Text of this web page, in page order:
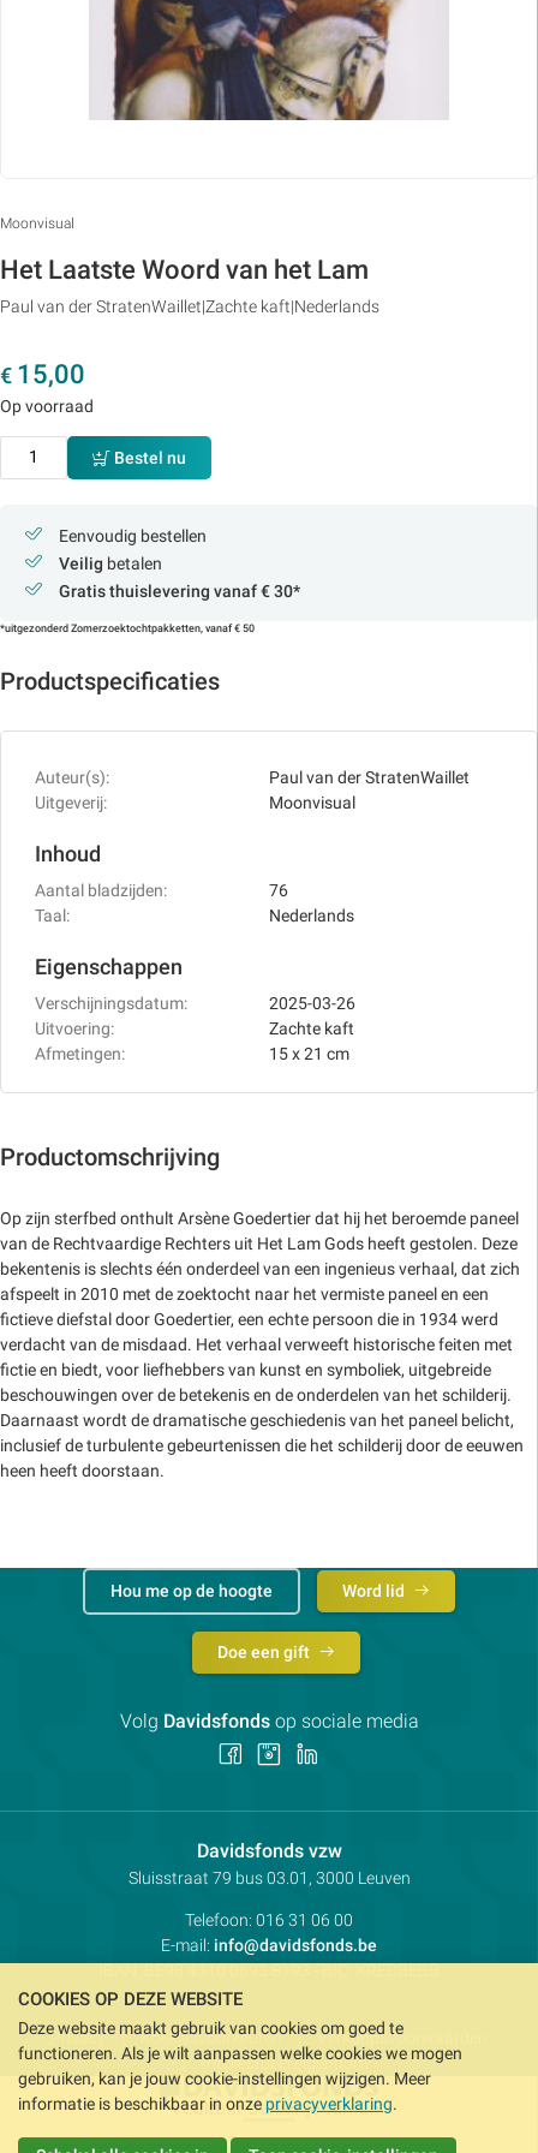
Moonvisual
Het Laatste Woord van het Lam
Paul van der StratenWaillet Zachte kaft Nederlands
€ 15,00
Op voorraad
Bestel nu
Eenvoudig bestellen
Veilig betalen
Gratis thuislevering vanaf € 30*
*uitgezonderd Zomerzoektochtpakketten, vanaf € 50
Productomschrijving
Op zijn sterfbed onthult Arsène Goedertier dat hij het beroemde paneel
van de Rechtvaardige Rechters uit Het Lam Gods heeft gestolen. Deze
bekentenis is slechts één onderdeel van een ingenieus verhaal, dat zich
afspeelt in 2010 met de zoektocht naar het vermiste paneel en een
fictieve diefstal door Goedertier, een echte persoon die in 1934 werd
verdacht van de misdaad. Het verhaal verweeft historische feiten met
fictie en biedt, voor liefhebbers van kunst en symboliek, uitgebreide
beschouwingen over de betekenis en de onderdelen van het schilderij.
Daarnaast wordt de dramatische geschiedenis van het paneel belicht,
inclusief de turbulente gebeurtenissen die het schilderij door de eeuwen
heen heeft doorstaan.
Productspecificaties
Auteur(s):
Paul van der StratenWaillet
Uitgeverij:
Moonvisual
Inhoud
Aantal bladzijden:
76
Taal:
Nederlands
Eigenschappen
Verschijningsdatum:
2025-03-26
Uitvoering:
Zachte kaft
Afmetingen:
15 x 21 cm
Davidsfonds vzwContactpersoon:
Adres:
Sluisstraat 79 bus 03.01, 3000 Leuven
Telefoon: 016 31 06 00
E-mail: info@davidsfonds.be
Privacy Koekjesvoorkeuren
Verkoopsvoorwaarden
Intellectueel eigendom
Hou me op de hoogte Word lid
Doe een gift
Volg Davidsfondsop sociale media
Volg Volg
COOKIES OP DEZE WEBSITE
Deze website maakt gebruik van cookies om goed te
functioneren. Als je wilt aanpassen welke cookies we mogen
gebruiken, kan je jouw cookie-instellingen wijzigen. Meer
informatie is beschikbaar in onze privacyverklaring.